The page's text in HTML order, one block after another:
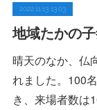
2022.11.13 13:03
地域たかの
晴天のなか、仏
れました。100
き、来場者数は